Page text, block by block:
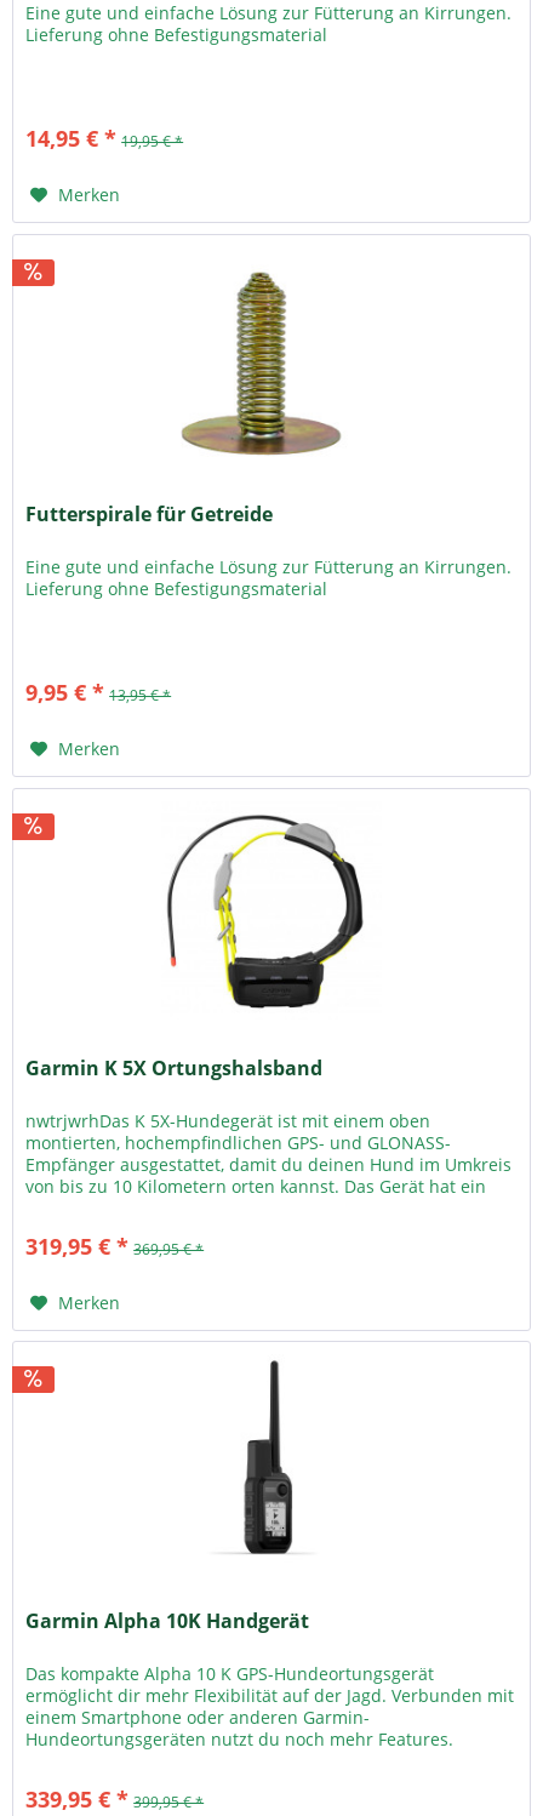
Eine gute und einfache Lösung zur Fütterung an Kirrungen.
Lieferung ohne Befestigungsmaterial
14,95 € * 19,95 € *
Merken
Futterspirale für Getreide
Eine gute und einfache Lösung zur Fütterung an Kirrungen.
Lieferung ohne Befestigungsmaterial
9,95 € * 13,95 € *
Merken
Garmin K 5X Ortungshalsband
nwtrjwrhDas K 5X-Hundegerät ist mit einem oben
montierten, hochempfindlichen GPS- und GLONASS-
Empfänger ausgestattet, damit du deinen Hund im Umkreis
von bis zu 10 Kilometern orten kannst. Das Gerät hat ein
319,95 € * 369,95 € *
Merken
Garmin Alpha 10K Handgerät
Das kompakte Alpha 10 K GPS-Hundeortungsgerät
ermöglicht dir mehr Flexibilität auf der Jagd. Verbunden mit
einem Smartphone oder anderen Garmin-
Hundeortungsgeräten nutzt du noch mehr Features.
339,95 € * 399,95 € *